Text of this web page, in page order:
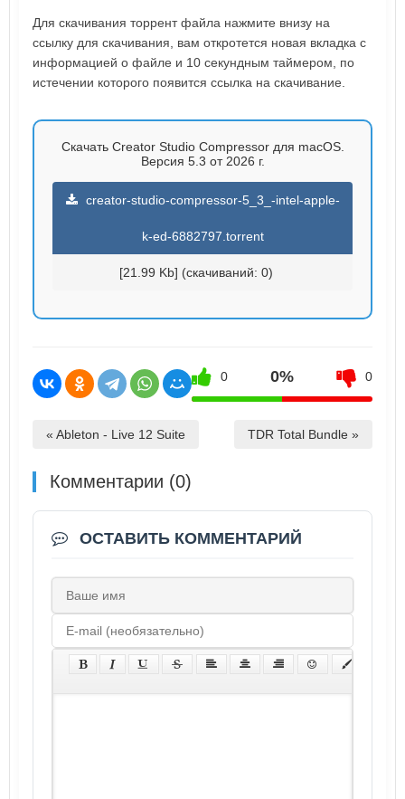
Для скачивания торрент файла нажмите внизу на
ссылку для скачивания, вам откротется новая вкладка с
информацией о файле и 10 секундным таймером, по
истечении которого появится ссылка на скачивание.
Скачать Creator Studio Compressor для macOS.
Версия 5.3 от 2026 г.
creator-studio-compressor-5_3_-intel-apple-
k-ed-6882797.torrent
[21.99 Kb] (cкачиваний: 0)
0 0% 0
« Ableton - Live 12 Suite TDR Total Bundle »
Комментарии (0)
ОСТАВИТЬ КОММЕНТАРИЙ